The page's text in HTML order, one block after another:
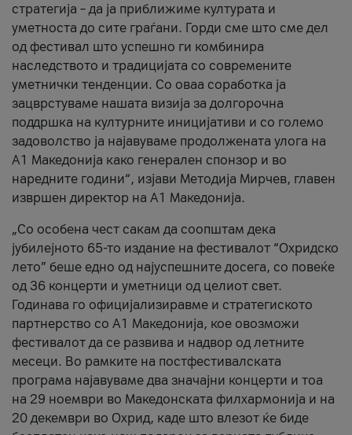
стратегија – да ја приближиме културата и
уметноста до сите граѓани. Горди сме што сме дел
од фестивал што успешно ги комбинира
наследството и традицијата со современите
уметнички тенденции. Со оваа соработка ја
зацврстуваме нашата визија за долгорочна
поддршка на културните иницијативи и со големо
задоволство ја најавуваме продолжената улога на
A1 Македонија како генерален спонзор и во
наредните години“, изјави Методија Мирчев, главен
извршен директор на A1 Македонија.
„Со особена чест сакам да соопштам дека
јубилејното 65-то издание на фестивалот “Охридско
лето” беше едно од најуспешните досега, со повеќе
од 36 концерти и уметници од целиот свет.
Годинава го официјализиравме и стратегиското
партнерство со А1 Македонија, кое овозможи
фестивалот да се развива и надвор од летните
месеци. Во рамките на постфестивалската
програма најавуваме два значајни концерти и тоа
на 29 ноември во Македонската филхармонија и на
20 декември во Охрид, каде што влезот ќе биде